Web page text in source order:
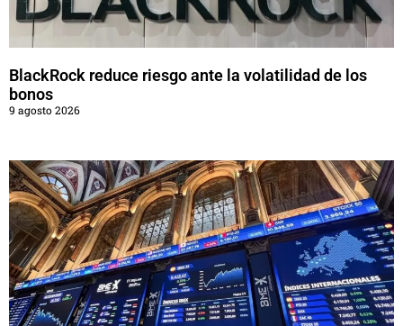
BlackRock reduce riesgo ante la volatilidad de los
bonos
9 agosto 2026